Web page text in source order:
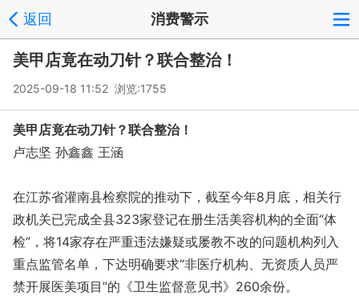
返回 消费警示
美甲店竟在动刀针？联合整治！
2025-09-18 11:52 浏览:1755
美甲店竟在动刀针？联合整治！
卢志坚 孙鑫鑫 王涵
在江苏省灌南县检察院的推动下，截至今年8月底，相关行
政机关已完成全县323家登记在册生活美容机构的全面“体
检”，将14家存在严重违法嫌疑或屡教不改的问题机构列入
重点监管名单，下达明确要求“非医疗机构、无资质人员严
禁开展医美项目”的《卫生监督意见书》260余份。